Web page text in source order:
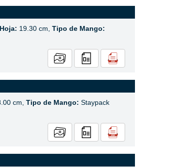
19.30 cm, Tipo de Mango:
cm, Tipo de Mango: Staypack